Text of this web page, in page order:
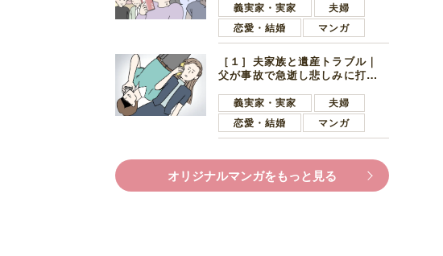
義実家・実家
夫婦
恋愛・結婚
マンガ
［１］夫家族と遺産トラブル｜
父が事故で急逝し悲しみに打ち
ます夫
義実家・実家
夫婦
恋愛・結婚
マンガ
オリジナルマンガをもっと見る